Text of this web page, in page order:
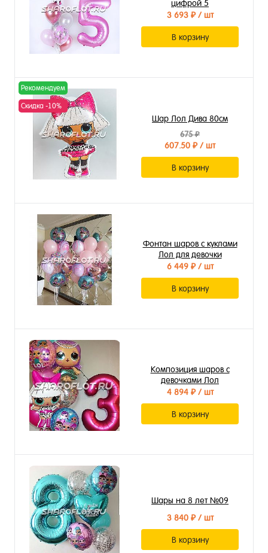
цифрой 5
3 693 ₽/ шт
В корзину
Рекомендуем
Скидка -10%
Шар Лол Дива 80см
675 ₽
607.50 ₽/ шт
В корзину
Фонтан шаров с куклами
Лол для девочки
6 449 ₽/ шт
В корзину
Композиция шаров с
девочками Лол
4 894 ₽/ шт
В корзину
Шары на 8 лет №09
3 840 ₽/ шт
В корзину